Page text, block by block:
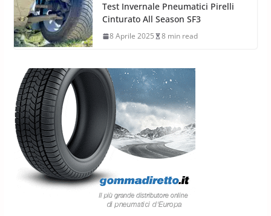
Test Invernale Pneumatici Pirelli
Cinturato All Season SF3
8 Aprile 2025 8 min read